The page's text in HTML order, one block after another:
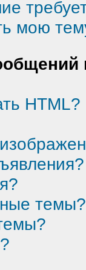
мою
HTML?
темы?